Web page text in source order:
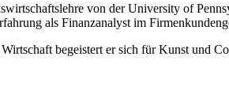
von der University of
als Finanzanalyst im
begeistert er sich für Kunst und